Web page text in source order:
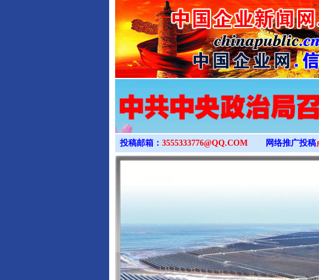
>
投稿邮箱： 3555333776@QQ.COM 网络推广投稿